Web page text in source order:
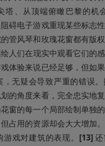
、从顶端俯瞰巴黎的机会
碍电子游戏重现某些标志
管风琴和玫瑰花窗都有版
人们在现实中观看它们的感
体验来说已经足够，但如
，无疑会导致严重的错误
的角度来看，完全忠实地
窗的每一个局部绘制单独
占用的资源却会大大增加
戏对建筑的表现。 [13]